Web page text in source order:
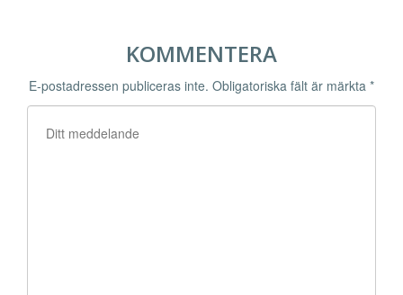
KOMMENTERA
E-postadressen publiceras inte. Obligatoriska fält är märkta *